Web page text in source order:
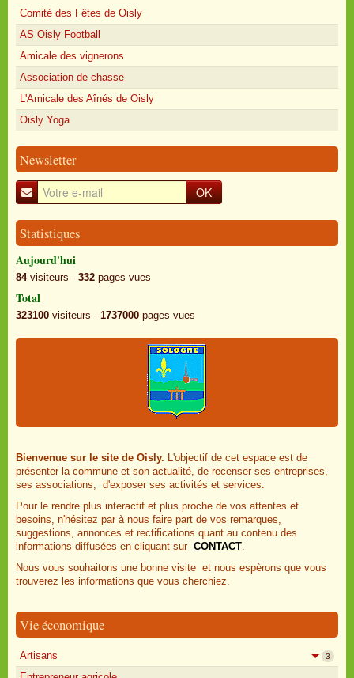
Comité des Fêtes de Oisly
AS Oisly Football
Amicale des vignerons
Association de chasse
L'Amicale des Aînés de Oisly
Oisly Yoga
Newsletter
OK
Statistiques
Aujourd'hui
84visiteurs - 332 pages vues
Total
323100 visiteurs - 1737000 pages vues
Bienvenue sur le site de Oisly. L'objectif de cet espace est de
présenter la commune et son actualité, de recenser ses entreprises,
ses associations, d'exposer ses activités et services.
Pour le rendre plus interactif et plus proche de vos attentes et
besoins, n'hésitez par à nous faire part de vos remarques,
suggestions, annonces et rectifications quant au contenu des
informations diffusées en cliquant sur CONTACT.
Nous vous souhaitons une bonne visite et nous espèrons que vous
trouverez les informations que vous cherchiez.
Vie économique
Artisans 3